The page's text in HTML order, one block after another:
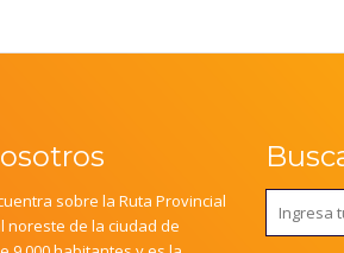
sobre la Ruta Provincial
noreste de la ciudad de